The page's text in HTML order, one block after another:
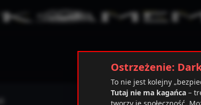
Ostrzeżenie:
To nie jest kolejny
Tutaj nie ma kagańca –